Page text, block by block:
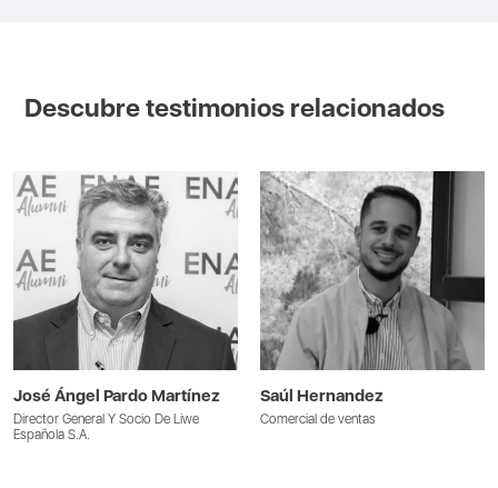
Descubre testimonios relacionados
José Ángel Pardo Martínez
Director General Y Socio De Liwe
Española S.A.
Saúl Hernandez
Comercial de ventas